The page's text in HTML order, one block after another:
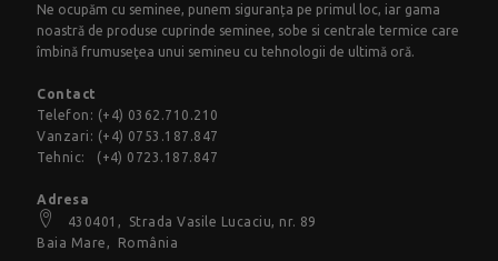
Ne ocupăm cu seminee, punem siguranța pe primul loc, iar gama
noastră de produse cuprinde seminee, sobe si centrale termice care
îmbină frumuseţea unui semineu cu tehnologii de ultimă oră.
Contact
Telefon: (+4) 0362.710.210
Vanzari: (+4) 0753.187.847
Tehnic:
(+4) 0723.187.847
Adresa
430401, Strada Vasile Lucaciu, nr. 89
Baia Mare, România